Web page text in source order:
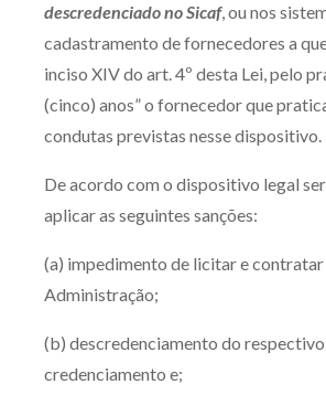
Capacitação
Zênite Online
Eventos presenciais
Zênite in Company
Diferenciais
descredenciado no Sicaf, ou nos
cadastramento de fornecedores a
inciso XIV do art. 4º desta Lei, pelo
(cinco) anos” o fornecedor que
condutas previstas nesse dispositivo.
De acordo com o dispositivo legal
aplicar as seguintes sanções:
(a) impedimento de licitar e contratar
Administração;
(b) descredenciamento do
credenciamento e;